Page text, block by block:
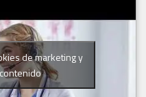
de marketing y